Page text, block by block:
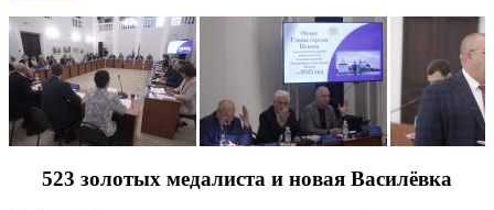
523 золотых медалиста и новая Василёвка